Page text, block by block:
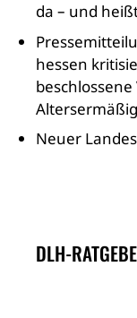
da – und
hessen
Neuer
DLH-